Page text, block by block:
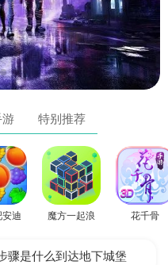
游 特别推荐
安迪 魔方一起浪 花千骨
是什么到达地下城堡3